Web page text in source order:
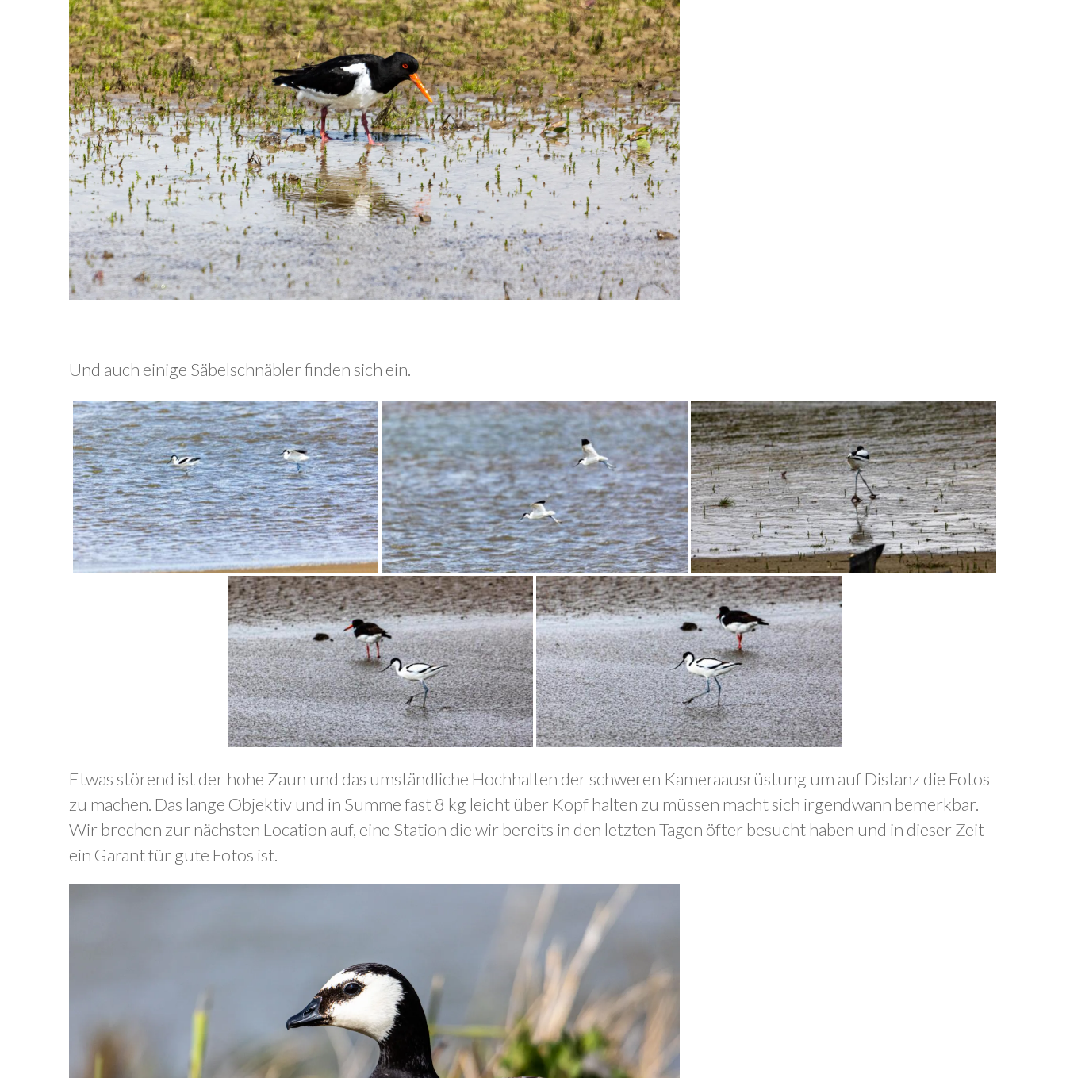
Und auch einige Säbelschnäbler finden sich ein.
Etwas störend ist der hohe Zaun und das umständliche Hochhalten der schweren Kameraausrüstung um auf Distanz die Fotos
zu machen. Das lange Objektiv und in Summe fast 8 kg leicht über Kopf halten zu müssen macht sich irgendwann bemerkbar.
Wir brechen zur nächsten Location auf, eine Station die wir bereits in den letzten Tagen öfter besucht haben und in dieser Zeit
ein Garant für gute Fotos ist.